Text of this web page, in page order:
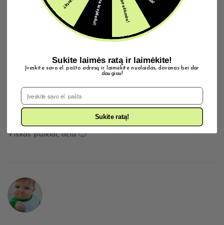
Drviega22 2025 29 liepos at 13:26
Dekuj lauksiu, siuntos!
2025 5 rugpjūčio at 10:55
Viskas puikiai, ačiū 🙂
Sukite laimės ratą ir laimėkite!
Įveskite savo el. pašto adresą ir laimėkite nuolaidas, dovanas bei dar
daugiau!
El. Pašto adresas
Sukite ratą!